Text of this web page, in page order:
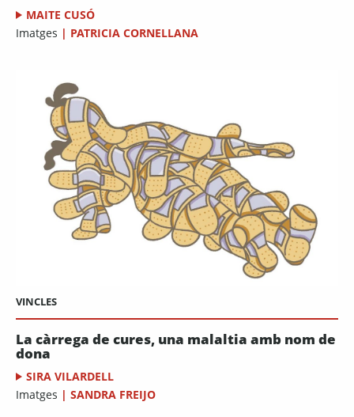
MAITE CUSÓ
Imatges | PATRICIA CORNELLANA
VINCLES
La càrrega de cures, una malaltia amb nom de
dona
SIRA VILARDELL
Imatges | SANDRA FREIJO